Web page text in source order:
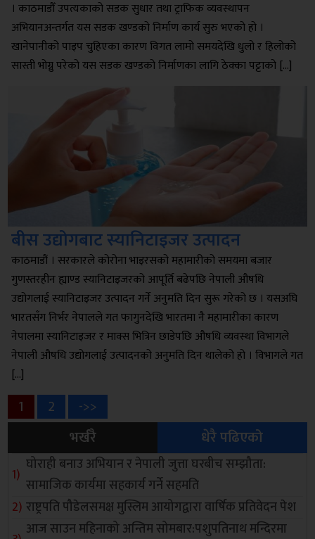
। काठमाडौँ उपत्यकाको सडक सुधार तथा ट्राफिक व्यवस्थापन
अभियानअन्तर्गत यस सडक खण्डको निर्माण कार्य सुरु भएको हो ।
खानेपानीको पाइप चुहिएका कारण विगत लामो समयदेखि धुलो र हिलोको
सास्ती भोग्नु परेको यस सडक खण्डको निर्माणका लागि ठेक्का पट्टाको […]
बीस उद्योगबाट स्यानिटाइजर उत्पादन
काठमाडौं । सरकारले कोरोना भाइरसको महामारीको समयमा बजार
गुणस्तरहीन ह्याण्ड स्यानिटाइजरको आपूर्ति बढेपछि नेपाली औषधि
उद्योगलाई स्यानिटाइजर उत्पादन गर्ने अनुमति दिन सुरू गरेको छ । यसअघि
भारतसँग निर्भर नेपालले गत फागुनदेखि भारतमा नै महामारीका कारण
नेपालमा स्यानिटाइजर र माक्स भित्रिन छाडेपछि औषधि व्यवस्था विभागले
नेपाली औषधि उद्योगलाई उत्पादनको अनुमति दिन थालेको हो । विभागले गत
[…]
Posts
pagination
Page
1 Page
2
->>
भर्खरै
धेरै पढिएको
घोराही बनाउ अभियान र नेपाली जुत्ता घरबीच सम्झौता:
सामाजिक कार्यमा सहकार्य गर्ने सहमति
राष्ट्रपति पौडेलसमक्ष मुस्लिम आयोगद्वारा वार्षिक प्रतिवेदन पेश
आज साउन महिनाको अन्तिम सोमबार:पशुपतिनाथ मन्दिरमा